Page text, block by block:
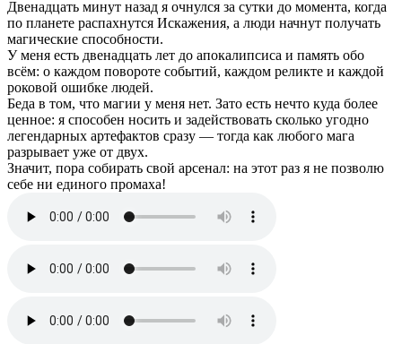
Двенадцать минут назад я очнулся за сутки до момента, когда
по планете распахнутся Искажения, а люди начнут получать
магические способности.
У меня есть двенадцать лет до апокалипсиса и память обо
всём: о каждом повороте событий, каждом реликте и каждой
роковой ошибке людей.
Беда в том, что магии у меня нет. Зато есть нечто куда более
ценное: я способен носить и задействовать сколько угодно
легендарных артефактов сразу — тогда как любого мага
разрывает уже от двух.
Значит, пора собирать свой арсенал: на этот раз я не позволю
себе ни единого промаха!